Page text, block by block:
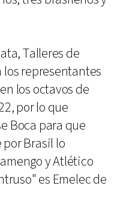
Talleres de
los representantes
los octavos de
por lo que
Boca para que
Brasil lo
y Atlético
es Emelec de